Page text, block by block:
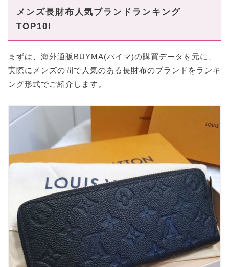
メンズ長財布人気ブランドランキング
TOP10!
まずは、海外通販BUYMA(バイマ)の購買データを元に、
実際にメンズの間で人気のある長財布のブランドをランキ
ング形式でご紹介します。